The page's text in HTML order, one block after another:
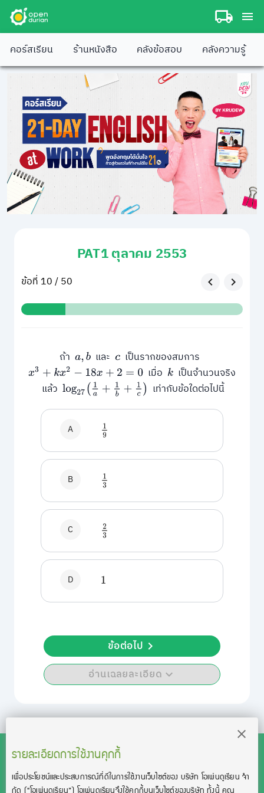
คอร์สเรียน ร้านหนังสือ คลังข้อสอบ คลังความรู้
PAT1 ตุลาคม 2553
ข้อที่ 10 / 50
ถ้าa,b และcเป็นรากของสมการ
x3 +kx2−18x +2=0 เมื่อ kเป็นจำนวนจริง
แล้ว log27(1a +1 b+ 1c ) เท่ากับข้อใดต่อไปนี้
A 19
B 13
C 23
D 1
อ่านเฉลยละเอียด
ข้อต่อไป
รายละเอียดการใช้งานคุกกี้
เพื่อประโยชน์และประสบการณ์ที่ดีในการใช้งานเว็บไซต์ของ บริษัท โอเพ่นดูเรียน จํา
กัด (“โอเพ่นดูเรียน”)โอเพ่นดูเรียนจึงใช้คุกกี้บนเว็บไซต์ของบริษัท ทั้งนี้ คุณ
สงวนลิขสิทธิ์โดย บริษัท โอเพ่นดูเรียน จำกัด 2021 ©︎ OpenDurian